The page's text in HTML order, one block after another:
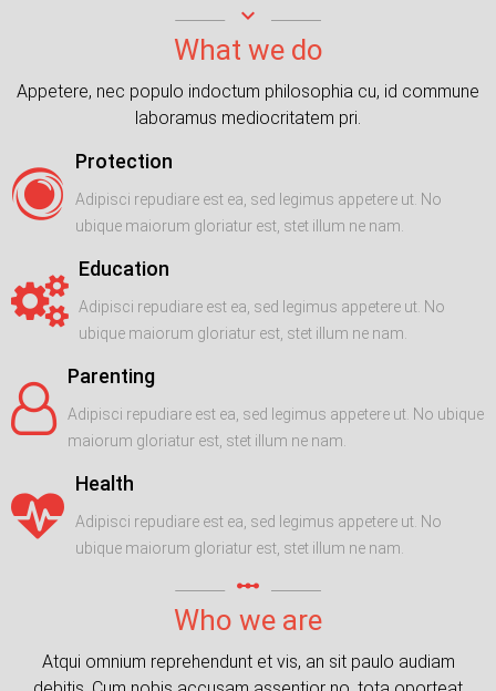
keyboard_arrow_down
What we do
Appetere, nec populo indoctum philosophia cu, id commune
laboramus mediocritatem pri.
Protection
Adipisci repudiare est ea, sed legimus appetere ut. No
ubique maiorum gloriatur est, stet illum ne nam.
Education
Adipisci repudiare est ea, sed legimus appetere ut. No
ubique maiorum gloriatur est, stet illum ne nam.
Parenting
Adipisci repudiare est ea, sed legimus appetere ut. No ubique
maiorum gloriatur est, stet illum ne nam.
Health
Adipisci repudiare est ea, sed legimus appetere ut. No
ubique maiorum gloriatur est, stet illum ne nam.
linear_scale
Who we are
Atqui omnium reprehendunt et vis, an sit paulo audiam